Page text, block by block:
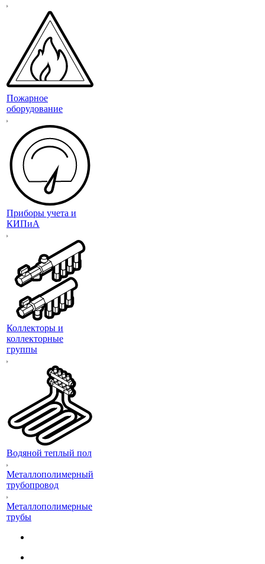
Пожарное
оборудование
Приборы учета и
КИПиА
Коллекторы и
коллекторные
группы
Водяной теплый пол
Металлополимерный
трубопровод
Металлополимерные
трубы